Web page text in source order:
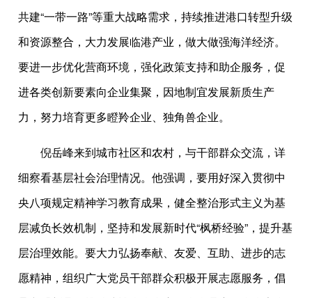
共建“一带一路”等重大战略需求，持续推进港口转型升级
和资源整合，大力发展临港产业，做大做强海洋经济。
要进一步优化营商环境，强化政策支持和助企服务，促
进各类创新要素向企业集聚，因地制宜发展新质生产
力，努力培育更多瞪羚企业、独角兽企业。
倪岳峰来到城市社区和农村，与干部群众交流，详
细察看基层社会治理情况。他强调，要用好深入贯彻中
央八项规定精神学习教育成果，健全整治形式主义为基
层减负长效机制，坚持和发展新时代“枫桥经验”，提升基
层治理效能。要大力弘扬奉献、友爱、互助、进步的志
愿精神，组织广大党员干部群众积极开展志愿服务，倡